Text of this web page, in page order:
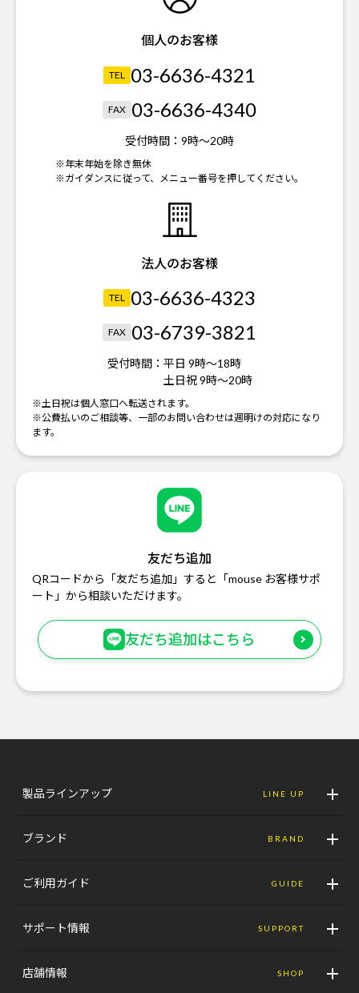
個人のお客様
TEL 03-6636-4321
FAX 03-6636-4340
受付時間： 9時～20時
※年末年始を除き無休
※ガイダンスに従って、メニュー番号を押してください。
法人のお客様
TEL 03-6636-4323
FAX 03-6739-3821
受付時間： 平日 9時～18時
土日祝 9時～20時
※土日祝は個人窓口へ転送されます。
※公費払いのご相談等、一部のお問い合わせは週明けの対応になり
ます。
友だち追加
QRコードから「友だち追加」すると「mouse お客様サポ
ート」から相談いただけます。
友だち追加はこちら
製品ラインアップ LINE UP
ブランド BRAND
ご利用ガイド GUIDE
サポート情報 SUPPORT
店舗情報 SHOP